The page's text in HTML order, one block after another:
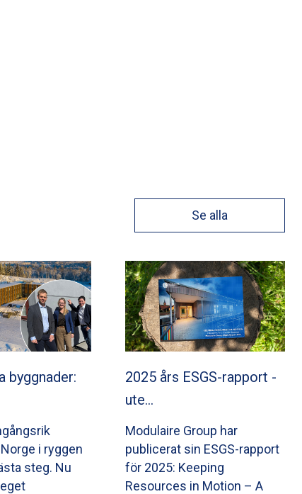
Se alla
byggnader:
i ryggen
steg. Nu
2025 års ESGS-rapport -
ute…
Modulaire Group har
publicerat sin ESGS-rapport
för 2025: Keeping
Resources in Motion – A